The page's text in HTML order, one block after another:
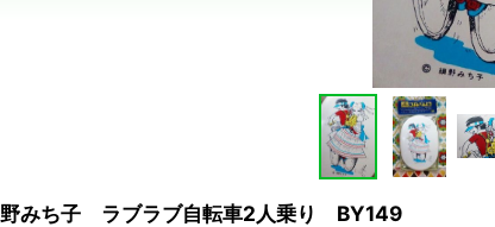
みち子 ラブラブ自転車2人乗り BY149